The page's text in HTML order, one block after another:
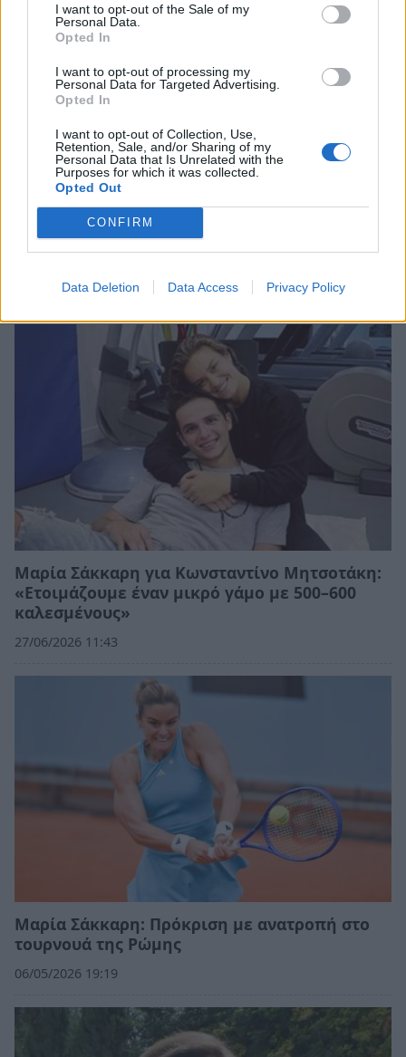
I want to opt-out of the Sale of my
Personal Data.
Opted In
I want to opt-out of processing my
Personal Data for Targeted Advertising.
Opted In
I want to opt-out of Collection, Use,
Retention, Sale, and/or Sharing of my
Personal Data that Is Unrelated with the
Purposes for which it was collected.
Opted Out
CONFIRM
Data Deletion Data Access Privacy Policy
Αποκλείστηκε από την Γκοφ η Σάκκαρη στο
08/08/2026 10:54
Μαρία Σάκκαρη για Κωνσταντίνο Μητσοτάκη:
«Ετοιμάζουμε έναν μικρό γάμο με 500–600
καλεσμένους»
27/06/2026 11:43
Μαρία Σάκκαρη: Πρόκριση με ανατροπή στο
τουρνουά της Ρώμης
06/05/2026 19:19